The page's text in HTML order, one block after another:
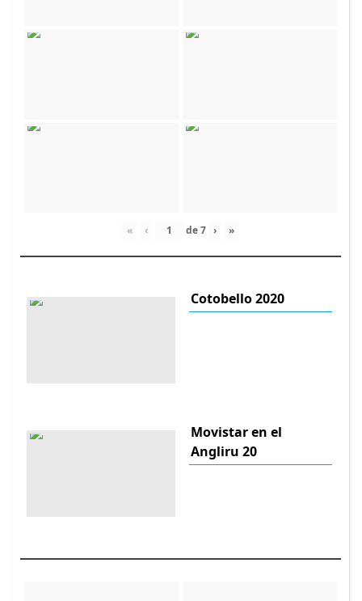
« ‹ de7 › »
Cotobello 2020
Movistar en el
Angliru 20